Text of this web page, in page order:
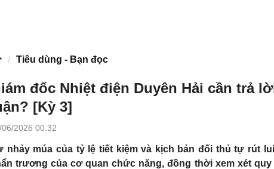
Tiêu dùng - Bạn đọc
đốc Nhiệt điện Duyên Hải cần trả
[Kỳ 3]
06/2026 00:32
nhảy múa của tỷ lệ tiết kiệm và kịch bản đối thủ tự rút
trương của cơ quan chức năng, đồng thời xem xét quy